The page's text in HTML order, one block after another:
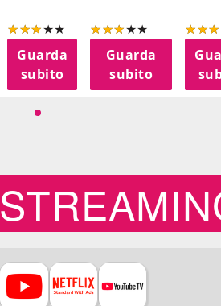
Guarda
subito
Guarda
subito